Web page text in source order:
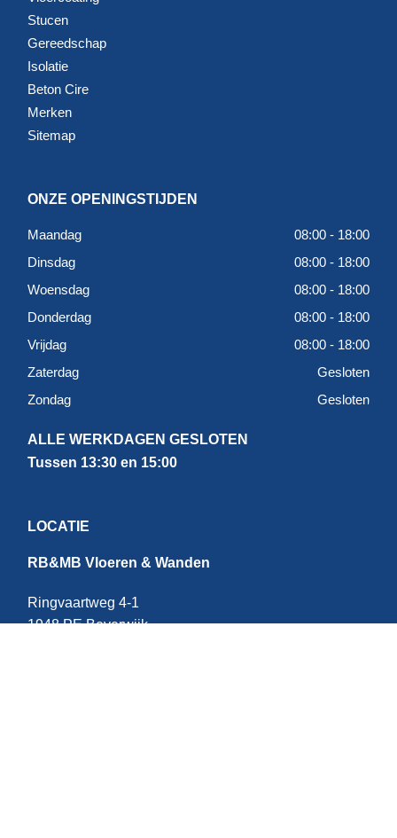
Stucen
Gereedschap
Isolatie
Beton Cire
Merken
Sitemap
ONZE OPENINGSTIJDEN
Maandag
08:00 - 18:00
Dinsdag
08:00 - 18:00
Woensdag
08:00 - 18:00
Donderdag
08:00 - 18:00
Vrijdag
08:00 - 18:00
Zaterdag
Gesloten
Zondag
Gesloten
ALLE WERKDAGEN GESLOTEN
Tussen 13:30 en 15:00
LOCATIE
RB&MB Vloeren & Wanden
Ringvaartweg 4-1
1948 PE Beverwijk